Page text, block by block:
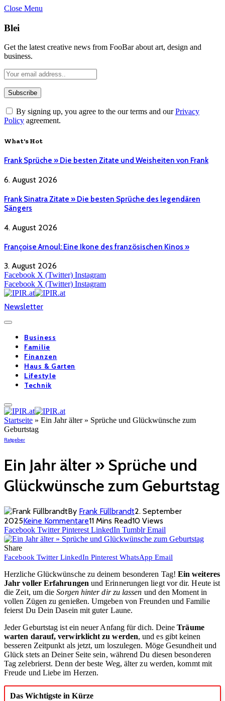
Close Menu
Blei
Get the latest creative news from FooBar about art, design and
business.
By signing up, you agree to the our terms and ourPrivacy
Policy agreement.
What's Hot
Frank Sprüche » Die besten Zitate und Weisheiten von Frank
6. August 2026
Frank Sinatra Zitate » Die besten Sprüche des legendären
Sängers
4. August 2026
Françoise Arnoul: Eine Ikone des französischen Kinos »
3. August 2026
Facebook X (Twitter) Instagram
Facebook X (Twitter) Instagram
Newsletter
Business
Familie
Finanzen
Haus & Garten
Lifestyle
Technik
Startseite » Ein Jahr älter » Sprüche und Glückwünsche zum
Geburtstag
Ratgeber
Ein Jahr älter » Sprüche und
Glückwünsche zum Geburtstag
By Frank Füllbrandt2. September
2025Keine Kommentare11 Mins Read10 Views
Facebook Twitter Pinterest LinkedIn Tumblr Email
Share
Facebook Twitter LinkedIn Pinterest WhatsApp Email
Herzliche Glückwünsche zu deinem besonderen Tag! Ein weiteres
Jahr voller Erfahrungen und Erinnerungen liegt vor dir. Heute ist
die Zeit, um dieSorgen hinter dir zu lassen und den Moment in
vollen Zügen zu genießen. Umgeben von Freunden und Familie
feierst Du Dein Dasein mit guter Laune.
Jeder Geburtstag ist ein neuer Anfang für dich. DeineTräume
warten darauf, verwirklicht zu werden, und es gibt keinen
besseren Zeitpunkt als jetzt, um loszulegen. Möge Gesundheit und
Glück stets an Deiner Seite sein, während Du diesen besonderen
Tag zelebrierst. Denn der beste Weg, älter zu werden, kommt mit
Freude und Liebe im Herzen.
Das Wichtigste in Kürze